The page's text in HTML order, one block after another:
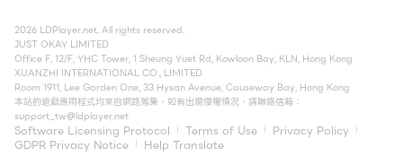
2026 LDPlayer.net. All rights reserved.
JUST OKAY LIMITED
Office F, 12/F, YHC Tower, 1 Sheung Yuet Rd, Kowloon Bay, KLN, Hong Kong
XUANZHI INTERNATIONAL CO., LIMITED
Room 1911, Lee Garden One, 33 Hysan Avenue, Causeway Bay, Hong Kong
本站的遊戲應用程式均來自網路蒐集，如有出現侵權情況，請聯絡信箱：
support_tw@ldplayer.net
Software Licensing Protocol Terms of Use
Privacy Policy
GDPR Privacy Notice
Help Translate